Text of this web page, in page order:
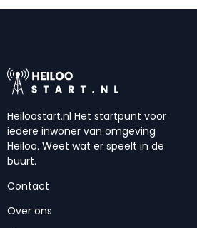
Heiloostart.nl Het startpunt voor
iedere inwoner van omgeving
Heiloo. Weet wat er speelt in de
buurt.
Contact
Over ons